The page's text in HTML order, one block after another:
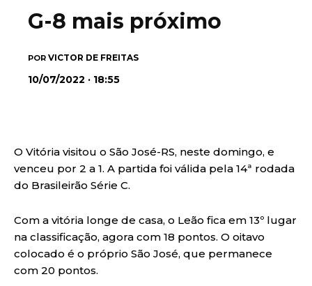
G-8 mais próximo
POR VICTOR DE FREITAS
10/07/2022 · 18:55
O Vitória visitou o São José-RS, neste domingo, e
venceu por 2 a 1. A partida foi válida pela 14ª rodada
do Brasileirão Série C.
Com a vitória longe de casa, o Leão fica em 13º lugar
na classificação, agora com 18 pontos. O oitavo
colocado é o próprio São José, que permanece
com 20 pontos.